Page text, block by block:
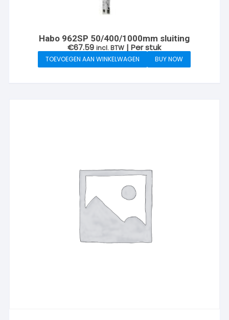
Habo 962SP 50/400/1000mm sluiting
€67.59 incl. BTW | Per stuk
TOEVOEGEN AAN WINKELWAGEN BUY NOW